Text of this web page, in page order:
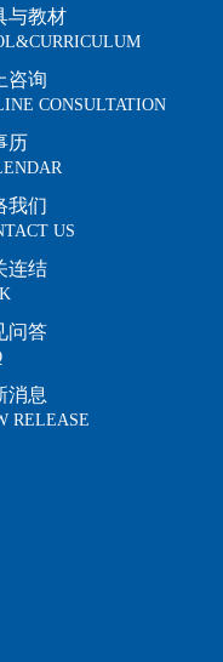
与教材
咨询
CONSULTATION
历
我们
US
连结
问答
消息
RELEASE